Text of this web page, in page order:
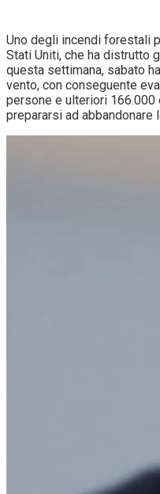
Uno degli incendi forestali
Stati Uniti, che ha distrutto
questa settimana, sabato
vento, con conseguente
persone e ulteriori 166.000
prepararsi ad abbandonare